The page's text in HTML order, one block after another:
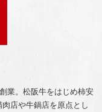
業。松阪牛をはじめ柿安
店や牛鍋店を原点とし